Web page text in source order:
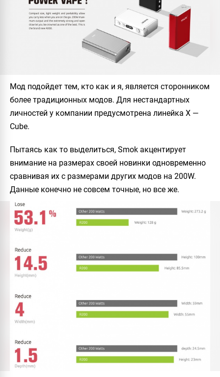
Мод подойдет тем, кто как и я, является сторонником
более традиционных модов. Для нестандартных
личностей у компании предусмотрена линейка X —
Cube.
Пытаясь как то выделиться, Smok акцентирует
внимание на размерах своей новинки одновременно
сравнивая их с размерами других модов на 200W.
Данные конечно не совсем точные, но все же.